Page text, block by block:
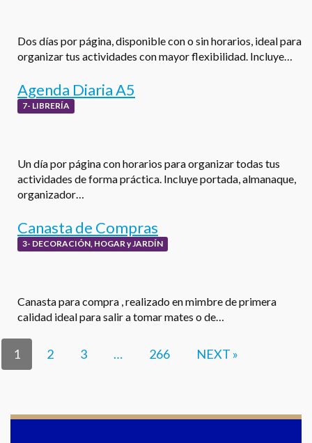
Dos días por página, disponible con o sin horarios, ideal para
organizar tus actividades con mayor flexibilidad. Incluye…
Agenda Diaria A5
7- LIBRERÍA
Un día por página con horarios para organizar todas tus
actividades de forma práctica. Incluye portada, almanaque,
organizador…
Canasta de Compras
3- DECORACIÓN, HOGAR y JARDÍN
Canasta para compra , realizado en mimbre de primera
calidad ideal para salir a tomar mates o de…
1 2 3 … 266 NEXT »